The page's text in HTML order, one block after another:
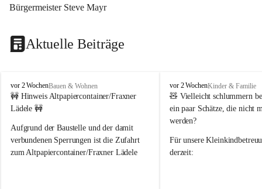
Bürgermeister Steve Mayr
Aktuelle Beiträge
F
r
a
e
r
n
vor 2 WochenBauen & Wohnen
🚧 Hinweis Altpapiercontainer/Fraxner
Lädele 🚧
Aufgrund der Baustelle und der damit
verbundenen Sperrungen ist die Zufahrt
zum Altpapiercontainer/Fraxner Lädele
F
r
a
x
r
n
vor 2 WochenKinder & Familie
🧸 Vielleicht schlummern
ein paar Schätze, die nicht
werden?
Für unsere
derzeit: